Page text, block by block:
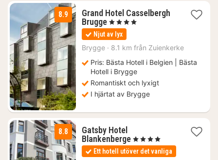
8.9
Grand Hotel Casselbergh
Brugge1
natt
från
2126
, 4 Stjärnor
Njut av lyx
Brygge · 8.1 km från Zuienkerke
Pris: Bästa Hotell i Belgien | Bästa
Hotell i Brygge
Romantiskt och lyxigt
I hjärtat av Brygge
8.8
Gatsby Hotel
Blankenberge1
natt
från
, 4 Stjärnor
Ett hotell utöver det vanliga